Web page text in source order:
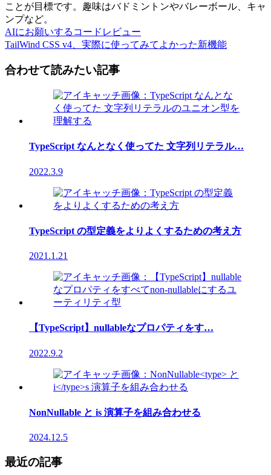
ことが目標です。趣味はバドミントンやバレーボール、キャ
ンプなど。
AIにお願いするコードレビュー
TailWind CSS v4、実際に使ってみてよかった新機能
合わせて読みたい記事
TypeScript なんとなく使ってた 文字列リテラル…
2022.3.9
TypeScript の型定義をよりよくするための考え方
2021.1.21
【TypeScript】nullableなプロパティをす…
2022.9.2
NonNullable と is 演算子を組み合わせる
2024.12.5
最近の記事